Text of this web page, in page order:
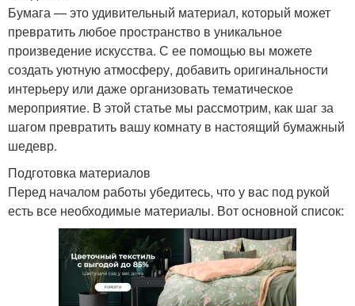
Бумага — это удивительный материал, который может
превратить любое пространство в уникальное
произведение искусства. С ее помощью вы можете
создать уютную атмосферу, добавить оригинальности
интерьеру или даже организовать тематическое
мероприятие. В этой статье мы рассмотрим, как шаг за
шагом превратить вашу комнату в настоящий бумажный
шедевр.
Подготовка материалов
Перед началом работы убедитесь, что у вас под рукой
есть все необходимые материалы. Вот основной список: